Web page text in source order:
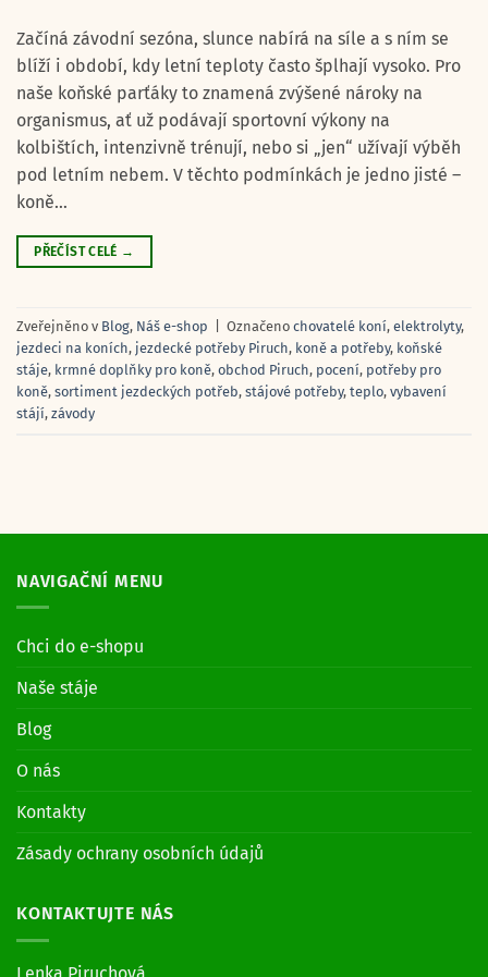
Začíná závodní sezóna, slunce nabírá na síle a s ním se
blíží i období, kdy letní teploty často šplhají vysoko. Pro
naše koňské parťáky to znamená zvýšené nároky na
organismus, ať už podávají sportovní výkony na
kolbištích, intenzivně trénují, nebo si „jen“ užívají výběh
pod letním nebem. V těchto podmínkách je jedno jisté –
koně…
PŘEČÍST CELÉ →
Zveřejněno v Blog, Náš e-shop Označeno chovatelé koní, elektrolyty,
jezdeci na koních, jezdecké potřeby Piruch, koně a potřeby, koňské
stáje, krmné doplňky pro koně, obchod Piruch, pocení, potřeby pro
koně, sortiment jezdeckých potřeb, stájové potřeby, teplo, vybavení
stájí, závody
NAVIGAČNÍ MENU
Chci do e-shopu
Naše stáje
Blog
O nás
Kontakty
Zásady ochrany osobních údajů
KONTAKTUJTE NÁS
Lenka Piruchová